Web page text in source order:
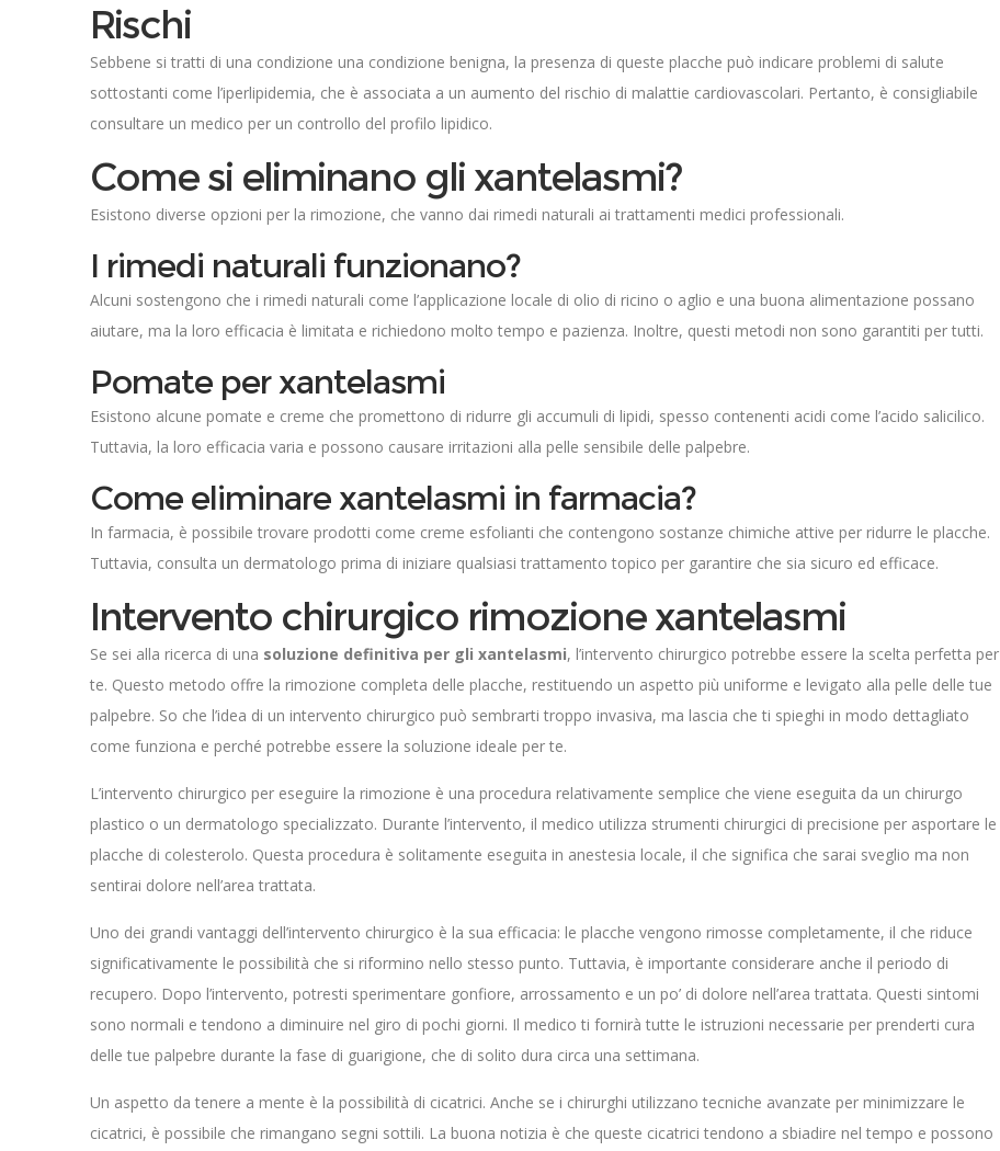
Rischi
Sebbene si tratti di una condizione una condizione benigna, la presenza di queste placche può indicare problemi di salute
sottostanti come l’iperlipidemia, che è associata a un aumento del rischio di malattie cardiovascolari. Pertanto, è consigliabile
consultare un medico per un controllo del profilo lipidico.
Come si eliminano gli xantelasmi?
Esistono diverse opzioni per la rimozione, che vanno dai rimedi naturali ai trattamenti medici professionali.
I rimedi naturali funzionano?
Alcuni sostengono che i rimedi naturali come l’applicazione locale di olio di ricino o aglio e una buona alimentazione possano
aiutare, ma la loro efficacia è limitata e richiedono molto tempo e pazienza. Inoltre, questi metodi non sono garantiti per tutti.
Pomate per xantelasmi
Esistono alcune pomate e creme che promettono di ridurre gli accumuli di lipidi, spesso contenenti acidi come l’acido salicilico.
Tuttavia, la loro efficacia varia e possono causare irritazioni alla pelle sensibile delle palpebre.
Come eliminare xantelasmi in farmacia?
In farmacia, è possibile trovare prodotti come creme esfolianti che contengono sostanze chimiche attive per ridurre le placche.
Tuttavia, consulta un dermatologo prima di iniziare qualsiasi trattamento topico per garantire che sia sicuro ed efficace.
Intervento chirurgico rimozione xantelasmi
Se sei alla ricerca di una soluzione definitiva per gli xantelasmi, l’intervento chirurgico potrebbe essere la scelta perfetta per
te. Questo metodo offre la rimozione completa delle placche, restituendo un aspetto più uniforme e levigato alla pelle delle tue
palpebre. So che l’idea di un intervento chirurgico può sembrarti troppo invasiva, ma lascia che ti spieghi in modo dettagliato
come funziona e perché potrebbe essere la soluzione ideale per te.
L’intervento chirurgico per eseguire la rimozione è una procedura relativamente semplice che viene eseguita da un chirurgo
plastico o un dermatologo specializzato. Durante l’intervento, il medico utilizza strumenti chirurgici di precisione per asportare le
placche di colesterolo. Questa procedura è solitamente eseguita in anestesia locale, il che significa che sarai sveglio ma non
sentirai dolore nell’area trattata.
Uno dei grandi vantaggi dell’intervento chirurgico è la sua efficacia: le placche vengono rimosse completamente, il che riduce
significativamente le possibilità che si riformino nello stesso punto. Tuttavia, è importante considerare anche il periodo di
recupero. Dopo l’intervento, potresti sperimentare gonfiore, arrossamento e un po’ di dolore nell’area trattata. Questi sintomi
sono normali e tendono a diminuire nel giro di pochi giorni. Il medico ti fornirà tutte le istruzioni necessarie per prenderti cura
delle tue palpebre durante la fase di guarigione, che di solito dura circa una settimana.
Un aspetto da tenere a mente è la possibilità di cicatrici. Anche se i chirurghi utilizzano tecniche avanzate per minimizzare le
cicatrici, è possibile che rimangano segni sottili. La buona notizia è che queste cicatrici tendono a sbiadire nel tempo e possono